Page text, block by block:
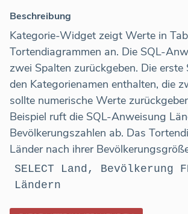
Beschreibung
Kategorie-Widget zeigt Werte in
Tortendiagrammen an. Die SQL-
zwei Spalten zurückgeben. Die erste
den Kategorienamen enthalten, die
sollte numerische Werte
Beispiel ruft die SQL-Anweisung
Bevölkerungszahlen ab. Das
Länder nach ihrer
SELECT Land, Bevölkerung
Ländern